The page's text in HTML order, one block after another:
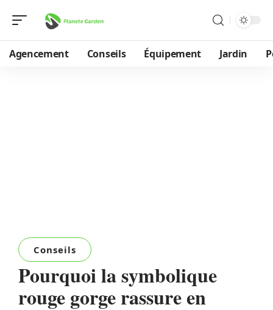
Agencement Conseils Équipement Jardin
Conseils
Pourquoi la symbolique
rouge gorge rassure en